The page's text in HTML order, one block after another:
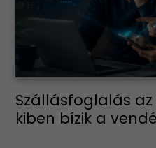
Szállásfoglalás
kiben bízik a